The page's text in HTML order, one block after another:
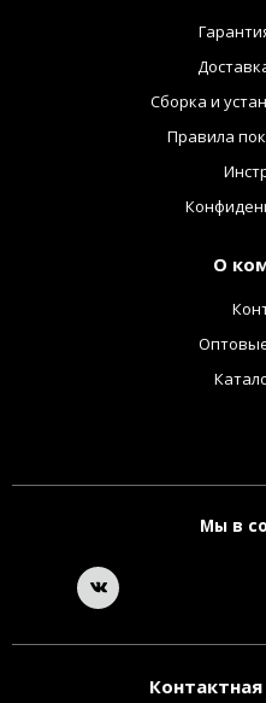
Сборка и
Правила
О
Мы в